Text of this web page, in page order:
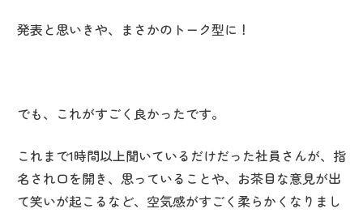
発表と思いきや、まさかのトーク型に！
でも、これがすごく良かったです。
これまで1時間以上聞いているだけだった社員さんが、指
名され口を開き、思っていることや、お茶目な意見が出
て笑いが起こるなど、空気感がすごく柔らかくなりまし